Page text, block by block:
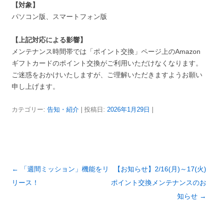
【対象】
パソコン版、スマートフォン版
【上記対応による影響】
メンテナンス時間帯では「ポイント交換」ページ上のAmazon
ギフトカードのポイント交換がご利用いただけなくなります。
ご迷惑をおかけいたしますが、ご理解いただきますようお願い
申し上げます。
カテゴリー: 告知・紹介 | 投稿日: 2026年1月29日
投
稿
←
「週間ミッション」機能をリ
リース！
【お知らせ】2/16(月)～17(火)
ポイント交換メンテナンスのお
知らせ →